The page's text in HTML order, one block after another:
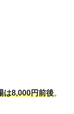
は8,000円前後。